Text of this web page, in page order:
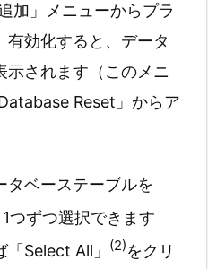
加」メニューからプラ
有効化すると、データ
示されます（このメニ
Reset」からア
タベーステーブルを
つずつ選択できます
Select All」
(2)をクリ